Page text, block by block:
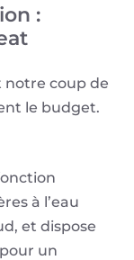
:
notre coup de
le budget.
à l’eau
et dispose
un